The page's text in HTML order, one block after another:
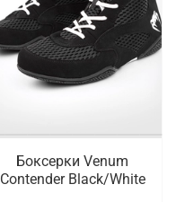
Боксерки Venum
Contender Black/White